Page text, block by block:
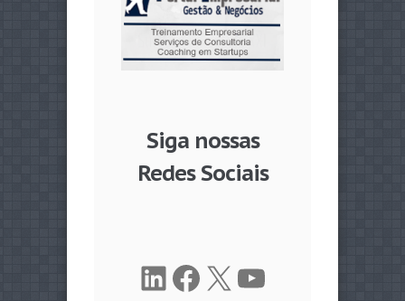
Siga nossas
Redes Sociais
LinkedIn
Facebook
X Youtube